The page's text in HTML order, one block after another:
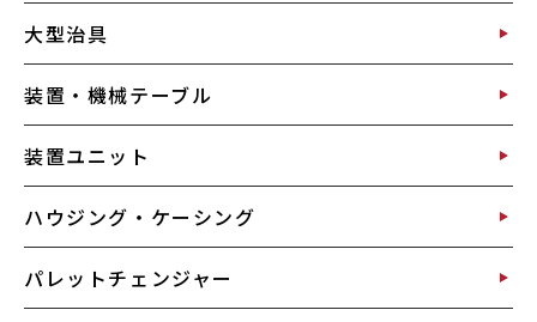
大型治具
装置・機械テーブル
装置ユニット
ハウジング・ケーシング
パレットチェンジャー